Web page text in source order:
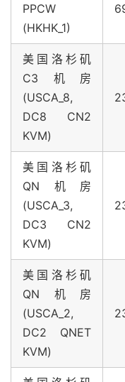
PPCW
(HKHK_1)
美国洛杉矶
C3机房
(USCA_8,
DC8 CN2
KVM)
美国洛杉矶
QN机房
(USCA_3,
DC3 CN2
KVM)
美国洛杉矶
QN机房
(USCA_2,
DC2 QNET
KVM)